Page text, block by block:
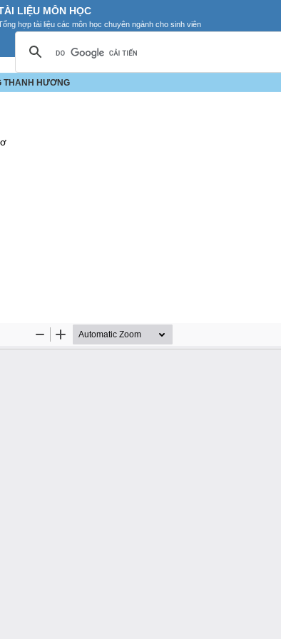
LIỆU MÔN HỌC
hợp tài liệu các môn học chuyên ngành cho sinh viên
THANH HƯƠNG